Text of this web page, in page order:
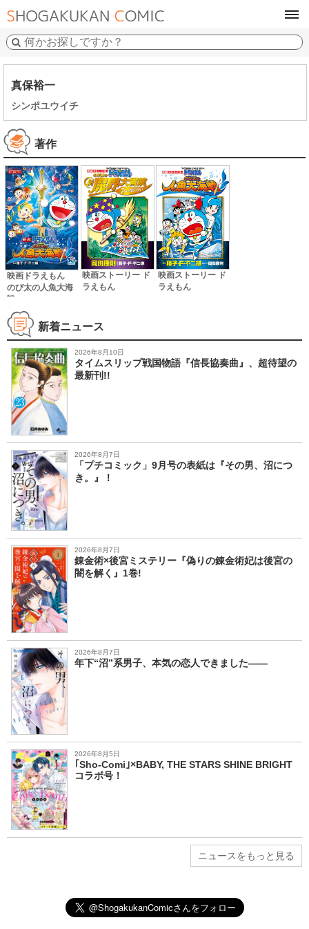
真保裕一
シンポユウイチ
著作
映画ドラえもん
のび太の人魚大海
戦
映画ストーリー ド
ラえもん
映画ストーリー ド
ラえもん
新着ニュース
2026年8月10日
タイムスリップ戦国物語『信長協奏曲』、超待望の
最新刊!!
2026年8月7日
「プチコミック」9月号の表紙は『その男、沼につ
き。』！
2026年8月7日
錬金術×後宮ミステリー『偽りの錬金術妃は後宮の
闇を解く』1巻!
2026年8月7日
年下“沼”系男子、本気の恋人できました――
2026年8月5日
｢Sho-Comi｣×BABY, THE STARS SHINE BRIGHT
コラボ号！
ニュースをもっと見る